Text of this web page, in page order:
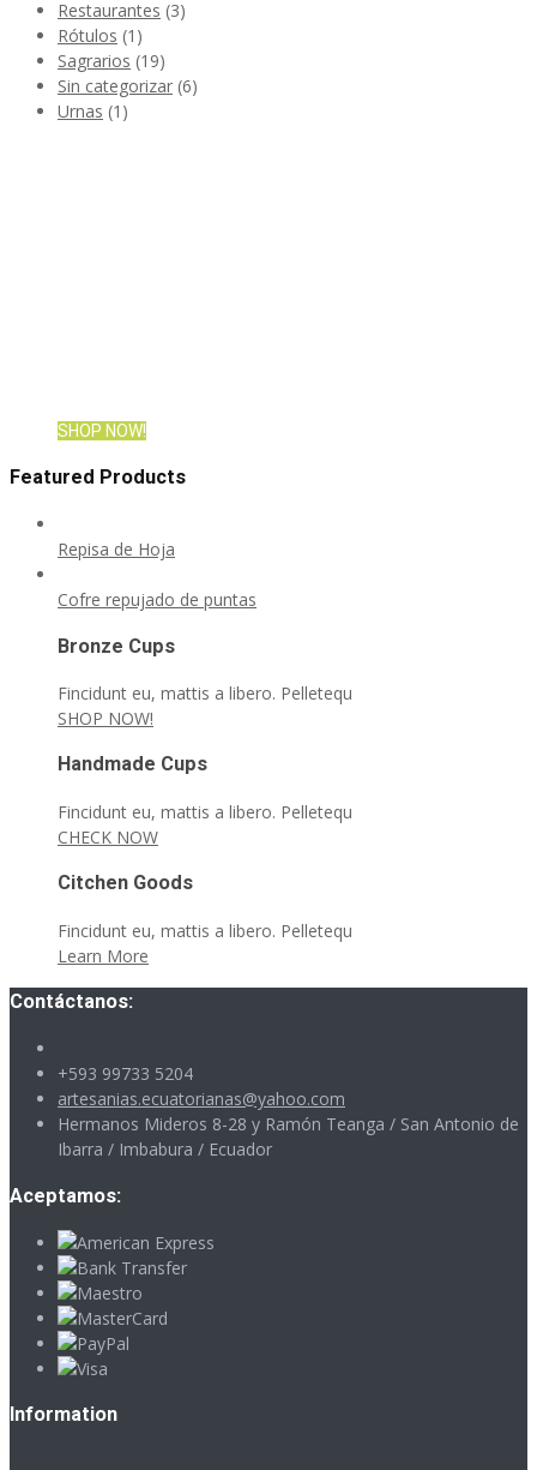
Restaurantes (3)
Rótulos (1)
Sagrarios (19)
Sin categorizar (6)
Urnas (1)
SHOP NOW!
Featured Products
Repisa de Hoja
Cofre repujado de puntas
Bronze Cups
Fincidunt eu, mattis a libero. Pelletequ
SHOP NOW!
Handmade Cups
Fincidunt eu, mattis a libero. Pelletequ
CHECK NOW
Citchen Goods
Fincidunt eu, mattis a libero. Pelletequ
Learn More
Contáctanos:
+593 99733 5204
artesanias.ecuatorianas@yahoo.com
Hermanos Mideros 8-28 y Ramón Teanga / San Antonio de
Ibarra / Imbabura / Ecuador
Aceptamos:
Information